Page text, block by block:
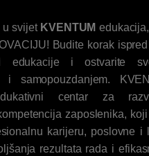
u svijet KVENTUM
Budite korak
edukacije i ostvarite
i samopouzdanjem.
centar za
zaposlenika,
karijeru, poslovne i
rezultata rada i